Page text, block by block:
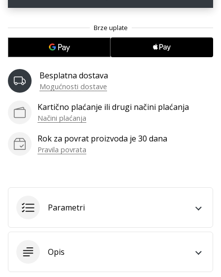
brenda
odbojku
poput
nas?
Pridruži
nam
se
brend
ambasador.
Prikaži
sve
članke
Besplatna dostava
Mogućnosti dostave
Kartično plaćanje ili drugi načini plaćanja
Načini plaćanja
Rok za povrat proizvoda je 30 dana
Pravila povrata
Parametri
Opis